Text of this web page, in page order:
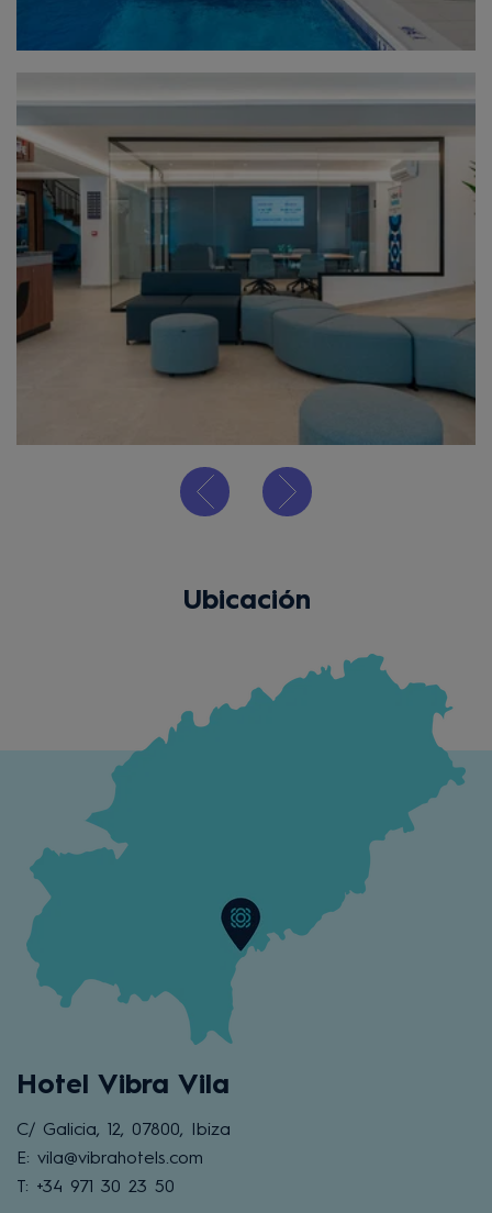
Ubicación
Hotel Vibra Vila
C/ Galicia, 12, 07800, Ibiza
E: vila@vibrahotels.com
T: +34 971 30 23 50